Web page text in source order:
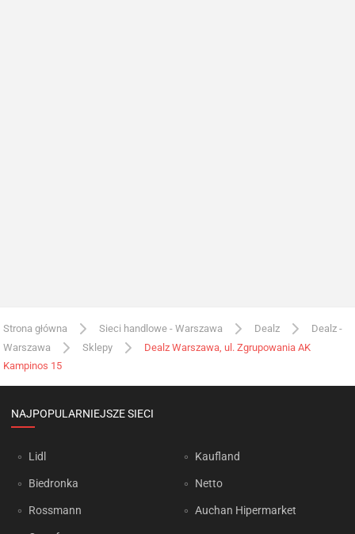
Strona główna Sieci handlowe - Warszawa Dealz
Dealz -
Warszawa
Sklepy
Dealz Warszawa, ul. Zgrupowania AK
Kampinos 15
NAJPOPULARNIEJSZE SIECI
Lidl
Biedronka
Rossmann
Kaufland
Netto
Auchan Hipermarket